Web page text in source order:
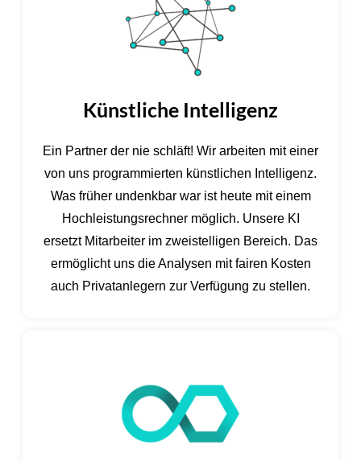
Künstliche Intelligenz
Ein Partner der nie schläft! Wir arbeiten mit einer
von uns programmierten künstlichen Intelligenz.
Was früher undenkbar war ist heute mit einem
Hochleistungsrechner möglich. Unsere KI
ersetzt Mitarbeiter im zweistelligen Bereich. Das
ermöglicht uns die Analysen mit fairen Kosten
auch Privatanlegern zur Verfügung zu stellen.